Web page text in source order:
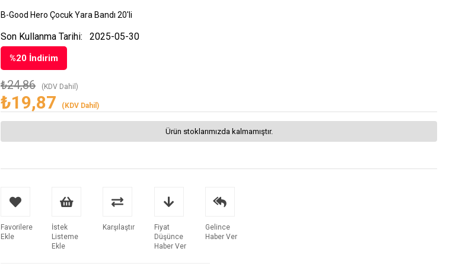
B-Good Hero Çocuk Yara Bandı 20'li
%20 İndirim
₺24,86 (KDV Dahil)
₺19,87 (KDV Dahil)
Son Kullanma Tarihi: 2025-05-30
Ürün stoklarımızda kalmamıştır.
Favorilere
Ekle
İstek
Listeme
Ekle
Karşılaştır
Fiyat
Düşünce
Haber Ver
Gelince
Haber Ver